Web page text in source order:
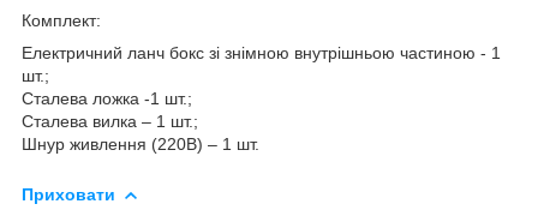
Комплект:
Електричний ланч бокс зі знімною внутрішньою частиною - 1
шт.;
Сталева ложка -1 шт.;
Сталева вилка – 1 шт.;
Шнур живлення (220В) – 1 шт.
Приховати